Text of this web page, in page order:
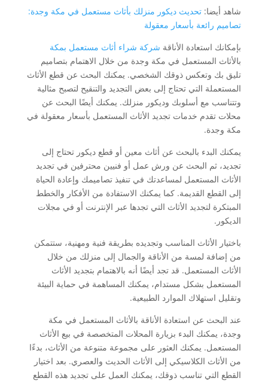
شاهد أيضا: تحديث ديكور منزلك بأثاث مستعمل في مكة وجدة:
تصاميم رائعة بأسعار معقولة
بإمكانك استعادة الأناقة شركة شراء أثاث مستعمل بمكة
بالأثاث المستعمل في مكة وجدة من خلال الاهتمام بتصاميم
تليق بك وتعكس ذوقك الشخصي. يمكنك البحث عن قطع الأثاث
المستعملة التي تحتاج إلى بعض التجديد والتنقيح لتصبح مثالية
وتتناسب مع أسلوبك وديكور منزلك. يمكنك أيضًا البحث عن
محلات تقدم خدمات تجديد الأثاث المستعمل بأسعار معقولة في
مكة وجدة.
يمكنك البدء بالبحث عن أثاث معين أو قطع ديكور تحتاج إلى
تجديد، ثم البحث عن ورش عمل أو فنيين محترفين في تجديد
الأثاث المستعمل لمساعدتك في تنفيذ تصاميمك وإعادة الحياة
إلى القطع القديمة. كما يمكنك الاستفادة من الأفكار والخطط
المبتكرة لتجديد الأثاث التي تجدها عبر الإنترنت أو في مجلات
الديكور.
باختيار الأثاث المناسب وتجديده بطريقة فنية ومهنية، ستتمكن
من إضافة لمسة من الأناقة والجمال إلى منزلك من خلال
الأثاث المستعمل. قد تجد أيضًا أنه بالاهتمام بتجديد الأثاث
المستعمل بشكل مستدام، يمكنك المساهمة في حماية البيئة
وتقليل استهلاك الموارد الطبيعية.
عند البحث عن استعادة الأناقة بالأثاث المستعمل في مكة
وجدة، يمكنك البدء بزيارة المحلات المتخصصة في بيع الأثاث
المستعمل. يمكنك العثور على مجموعة متنوعة من الأثاث، بدءًا
من الأثاث الكلاسيكي إلى الأثاث الحديث والعصري. بعد اختيار
القطع التي تناسب ذوقك، يمكنك العمل على تجديد هذه القطع